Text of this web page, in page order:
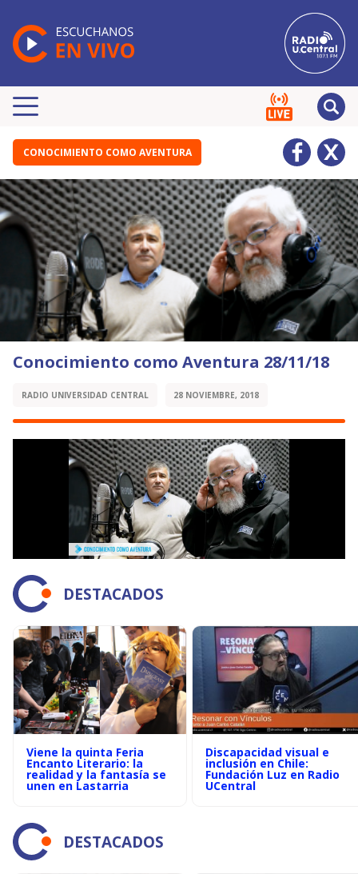
CONOCIMIENTO COMO AVENTURA
Conocimiento como Aventura 28/11/18
RADIO UNIVERSIDAD CENTRAL 28 NOVIEMBRE, 2018
DESTACADOS
Viene la quinta Feria
Encanto Literario: la
realidad y la fantasía se
unen en Lastarria
Discapacidad visual e
inclusión en Chile:
Fundación Luz en Radio
UCentral
DESTACADOS